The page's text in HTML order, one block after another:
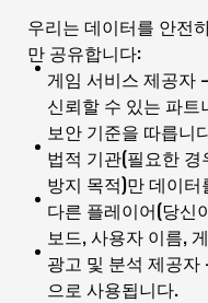
우리는 데이터를 안전
만 공유합니다:
게임 서비스 제공자
신뢰할 수 있는 파
보안 기준을 따릅니
법적 기관(필요한
방지 목적)만 데이
다른 플레이어(당신
보드, 사용자 이름,
광고 및 분석 제공
으로 사용됩니다.